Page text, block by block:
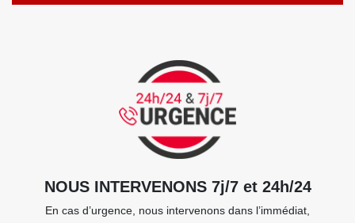
NOUS INTERVENONS 7j/7 et 24h/24
En cas d’urgence, nous intervenons dans l’immédiat,